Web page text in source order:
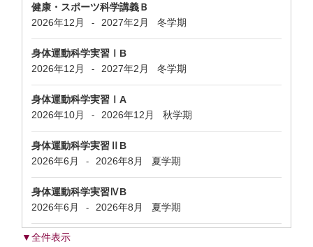
健康・スポーツ科学講義Ｂ
2026年12月
- 2027年2月 冬学期
身体運動科学実習ⅠB
2026年12月
- 2027年2月 冬学期
身体運動科学実習ⅠA
2026年10月
- 2026年12月 秋学期
身体運動科学実習ⅡB
2026年6月
- 2026年8月 夏学期
身体運動科学実習ⅣB
2026年6月
- 2026年8月 夏学期
▼全件表示